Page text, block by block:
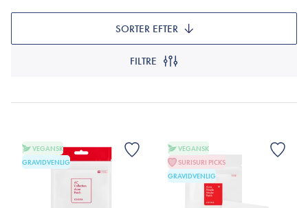
FILTRE
SORTER EFTER
VEGANSK
GRAVIDVENLIG
VEGANSK
SURISURI PICKS
GRAVIDVENLIG